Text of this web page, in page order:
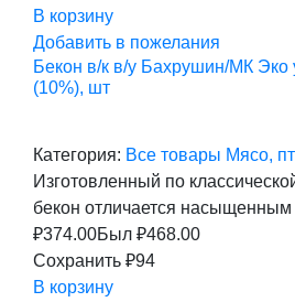
В корзину
Добавить в пожелания
Бекон в/к в/у Бахрушин/МК Эко
(10%), шт
Категория: Все товары Мясо,
Изготовленный по
бекон отличается
₽374.00Был ₽468.00
Сохранить ₽94
В корзину